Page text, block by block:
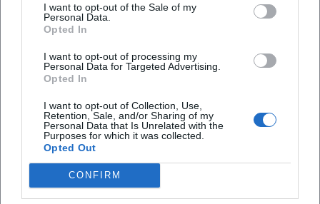
I want to opt-out of the Sale of my
Personal Data.
Opted In
I want to opt-out of processing my
Personal Data for Targeted Advertising.
Opted In
I want to opt-out of Collection, Use,
Retention, Sale, and/or Sharing of my
Personal Data that Is Unrelated with the
Purposes for which it was collected.
Opted Out
CONFIRM
einem Programm, das seine Figur als grandios ignoranten,
vital dumpfen und herrlich halbwissenden Chronisten der
Gegenwart zeigt. 2024 und 2025 war er damit bundesweit
zu erleben, begleitet von TV-Präsenzen und Presse-Echos;
der Spielplan läuft nach aktuellem Stand bis mindestens
Mai 2026 weiter. Aufführungen in Häusern wie der Max-
Reger-Halle oder Spielstätten in Franken und der Oberpfalz
dokumentieren die anhaltende Zugkraft, mit der Miller sein
Publikum quer durch Kulturregionen erreicht.
Inhaltlich schärft das Programm die Kernthemen:
Sprachverwirrung als Kompass, Alltagsabsurditäten als